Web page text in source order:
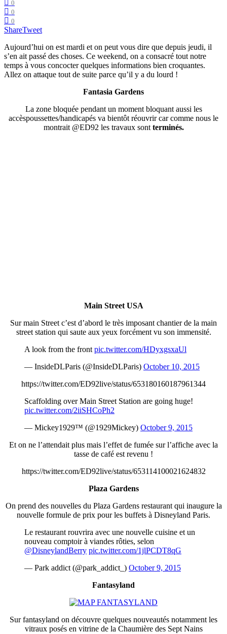
0
0
0
ShareTweet
Aujourd’hui on est mardi et on peut vous dire que depuis jeudi, il
s’en ait passé des choses. Ce weekend, on a consacré tout notre
temps à vous concocter quelques informations bien croquantes.
Allez on attaque tout de suite parce qu’il y a du lourd !
Fantasia Gardens
La zone bloquée pendant un moment bloquant aussi les
accèspoussettes/handicapés va bientôt réouvrir car comme nous le
montrait @ED92 les travaux sont terminés.
Main Street USA
Sur main Street c’est d’abord le très imposant chantier de la main
street station qui saute aux yeux forcément vu son immensité.
A look from the front pic.twitter.com/HDyxgsxaUl
— InsideDLParis (@InsideDLParis) October 10, 2015
https://twitter.com/ED92live/status/653180160187961344
Scaffolding over Main Street Station are going huge!
pic.twitter.com/2iiSHCoPh2
— Mickey1929™ (@1929Mickey) October 9, 2015
Et on ne l’attendait plus mais l’effet de fumée sur l’affiche avec la
tasse de café est revenu !
https://twitter.com/ED92live/status/653114100021624832
Plaza Gardens
On prend des nouvelles du Plaza Gardens restaurant qui inaugure la
nouvelle formule de prix pour les buffets à Disneyland Paris.
Le restaurant rouvrira avec une nouvelle cuisine et un
nouveau comptoir à viandes rôties, selon
@DisneylandBerry pic.twitter.com/1jlPCDT8qG
— Park addict (@park_addict_) October 9, 2015
Fantasyland
Sur fantasyland on découvre quelques nouveautés notamment les
vitraux posés en vitrine de la Chaumière des Sept Nains